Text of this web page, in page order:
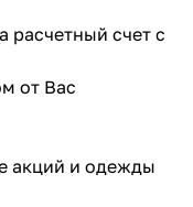
расчетный счет с
от Вас
акций и одежды